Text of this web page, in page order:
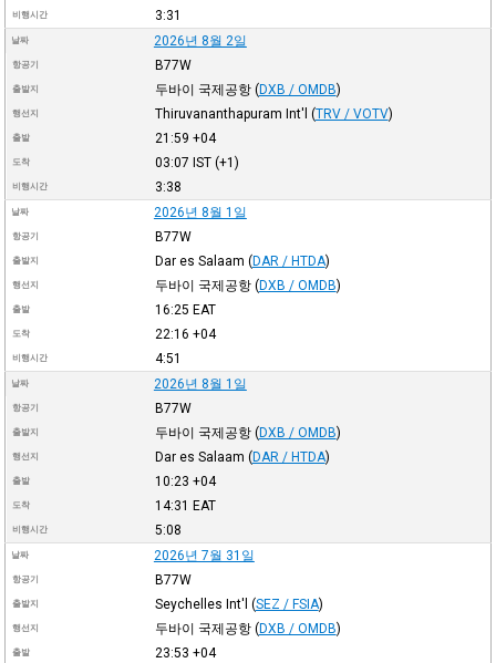
비행시간 3:31
날짜 2026년 8월 2일
항공기 B77W
출발지 두바이 국제공항 (DXB / OMDB)
행선지 Thiruvananthapuram Int'l (TRV / VOTV)
출발 21:59 +04
도착 03:07 IST(+1)
비행시간 3:38
날짜 2026년 8월 1일
항공기 B77W
출발지 Dar es Salaam (DAR / HTDA)
행선지 두바이 국제공항 (DXB / OMDB)
출발 16:25 EAT
도착 22:16 +04
비행시간 4:51
날짜 2026년 8월 1일
항공기 B77W
출발지 두바이 국제공항 (DXB / OMDB)
행선지 Dar es Salaam (DAR / HTDA)
출발 10:23 +04
도착 14:31 EAT
비행시간 5:08
날짜 2026년 7월 31일
항공기 B77W
출발지 Seychelles Int'l (SEZ / FSIA)
행선지 두바이 국제공항 (DXB / OMDB)
출발 23:53 +04